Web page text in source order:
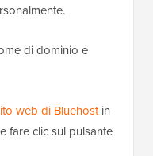
di dominio e
web di Bluehostin
fare clic sul pulsante